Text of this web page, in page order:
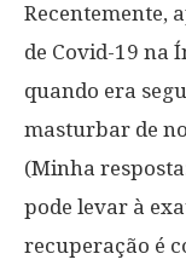
Recentemente,
de Covid-19 na
quando era
masturbar de
(Minha
pode levar à
recuperação é